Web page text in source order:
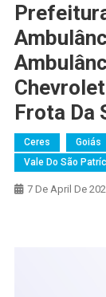
Frota Da
Ceres Goiás
Vale Do São
7 De April De